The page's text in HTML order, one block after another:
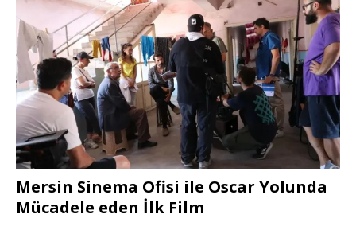
Mersin Sinema Ofisi ile Oscar Yolunda
Mücadele eden İlk Film